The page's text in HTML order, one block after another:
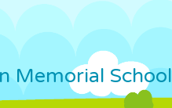
Memorial School